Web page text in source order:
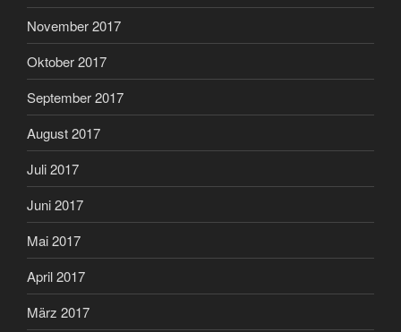
November 2017
Oktober 2017
September 2017
August 2017
Juli 2017
Juni 2017
Mai 2017
April 2017
März 2017